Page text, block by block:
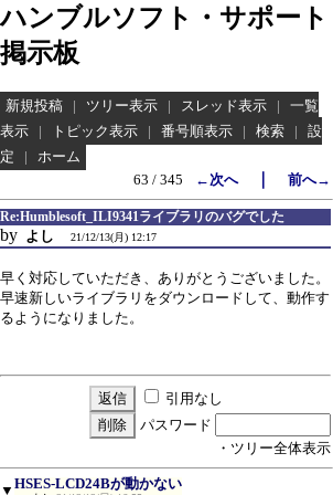
ハンブルソフト・サポート
掲示板
新規投稿 | ツリー表示 | スレッド表示 |
一覧
表示
| トピック表示 | 番号順表示 | 検索 |
設
定
|
ホーム
63 / 345
←次へ｜ 前へ→
Re:Humblesoft_ILI9341ライブラリのバグでした
by よし 21/12/13(月) 12:17
早く対応していただき、ありがとうございました。
早速新しいライブラリをダウンロードして、動作す
るようになりました。
引用なし
パスワード
・ツリー全体表示
▼ HSES-LCD24Bが動かない